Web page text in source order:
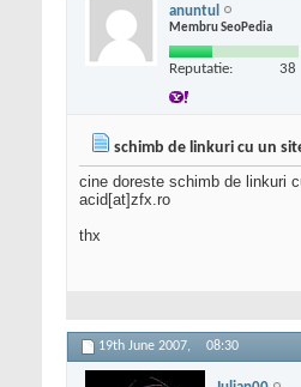
anuntul
Membru SeoPedia
Reputatie: 38
schimb de linkuri cu un
cine doreste schimb de linkuri
acid[at]zfx.ro
thx
19th June 2007, 08:30